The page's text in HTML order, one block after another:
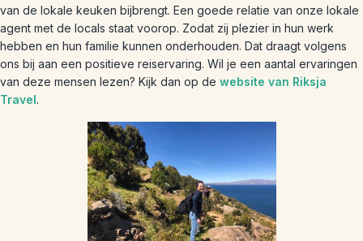
van de lokale keuken bijbrengt. Een goede relatie van onze lokale
agent met de locals staat voorop. Zodat zij plezier in hun werk
hebben en hun familie kunnen onderhouden. Dat draagt volgens
ons bij aan een positieve reiservaring. Wil je een aantal ervaringen
van deze mensen lezen? Kijk dan op de website van Riksja
Travel.